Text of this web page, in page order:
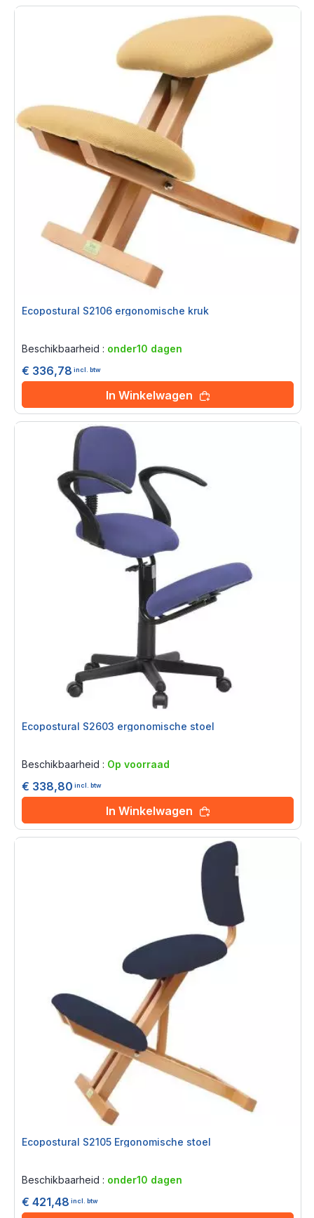
Ecopostural S2106 ergonomische kruk
Beschikbaarheid : onder10 dagen
€ 336,78 incl. btw
In Winkelwagen
Ecopostural S2603 ergonomische stoel
Beschikbaarheid : Op voorraad
€ 338,80 incl. btw
In Winkelwagen
Ecopostural S2105 Ergonomische stoel
Beschikbaarheid : onder10 dagen
€ 421,48 incl. btw